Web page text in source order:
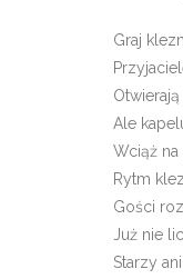
Graj
Otwierają
Ale
Wciąż na
Rytm
Gości
Już nie
Starzy